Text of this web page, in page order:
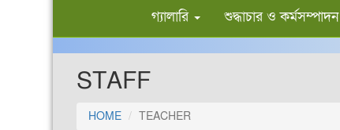
গ্যালারি শুদ্ধাচার ও কর্মসম্পাদন
STAFF
HOME TEACHER